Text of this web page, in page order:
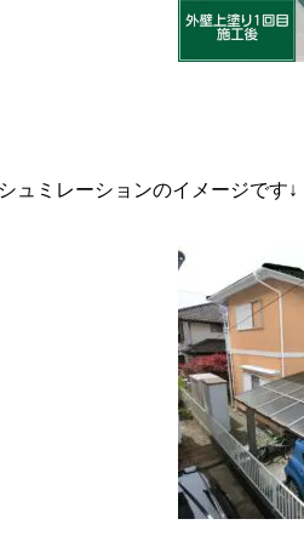
ュミレーションのイメージです↓